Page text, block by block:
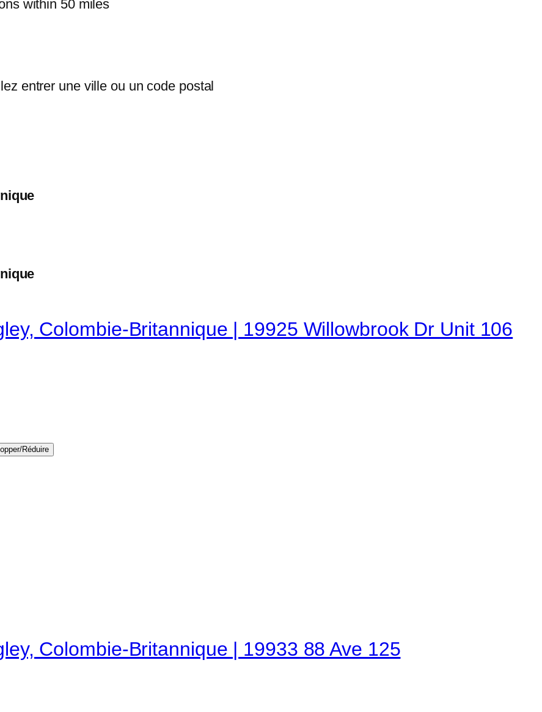
within 50 miles
entrer une ville ou un code postal
Colombie-Britannique | 19925 Willowbrook Dr Unit 106
Colombie-Britannique | 19933 88 Ave 125